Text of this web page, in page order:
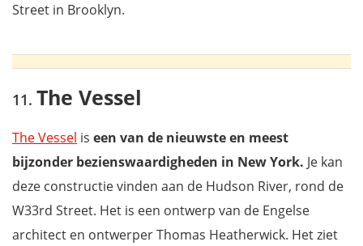
Street in Brooklyn.
The Vessel
The Vessel is een van de nieuwste en meest
bijzonder bezienswaardigheden in New York. Je kan
deze constructie vinden aan de Hudson River, rond de
W33rd Street. Het is een ontwerp van de Engelse
architect en ontwerper Thomas Heatherwick. Het ziet